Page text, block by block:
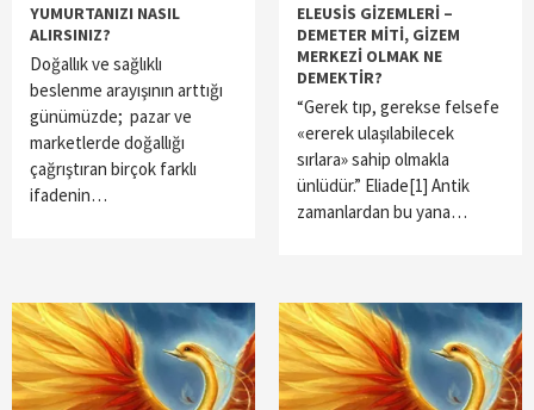
YUMURTANIZI NASIL
ALIRSINIZ?
Doğallık ve sağlıklı
beslenme arayışının arttığı
günümüzde; pazar ve
marketlerde doğallığı
çağrıştıran birçok farklı
ifadenin…
ELEUSİS GİZEMLERİ –
DEMETER MİTİ, GİZEM
MERKEZİ OLMAK NE
DEMEKTİR?
“Gerek tıp, gerekse felsefe
«ererek ulaşılabilecek
sırlara» sahip olmakla
ünlüdür.” Eliade[1] Antik
zamanlardan bu yana…